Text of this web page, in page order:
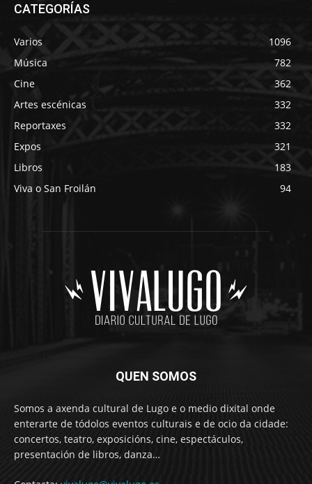
CATEGORÍAS
Varios
1096
Música
782
Cine
362
Artes escénicas
332
Reportaxes
332
Expos
321
Libros
183
Viva o San Froilán
94
QUEN SOMOS
Somos a axenda cultural de Lugo e o medio dixital onde
enterarte de tódolos eventos culturais e de ocio da cidade:
concertos, teatro, exposicións, cine, espectáculos,
presentación de libros, danza…